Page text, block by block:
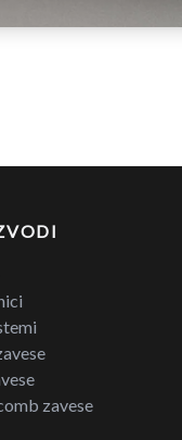
zavese